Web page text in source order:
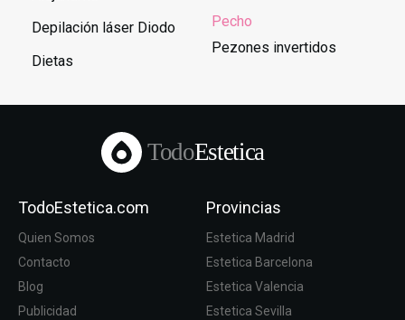
Depilación láser Diodo
Dietas
Pecho
Pezones invertidos
TodoEstetica
TodoEstetica.com
Quien Somos
Contacto
Blog
Publicidad
Provincias
Estetica Madrid
Estetica Barcelona
Estetica Valencia
Estetica Sevilla